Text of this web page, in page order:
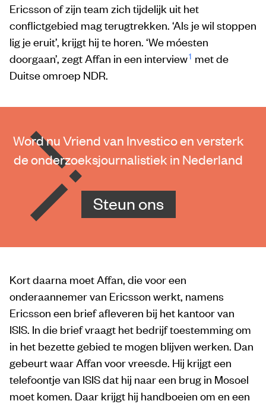
Ericsson of zijn team zich tijdelijk uit het
conflictgebied mag terugtrekken. ‘Als je wil stoppen
lig je eruit’, krijgt hij te horen. ‘We móesten
doorgaan’, zegt Affan in een interview1 met de
Duitse omroep NDR.
Word nu Vriend van Investico en versterk
de onderzoeksjournalistiek in Nederland
Steun ons
Kort daarna moet Affan, die voor een
onderaannemer van Ericsson werkt, namens
Ericsson een brief afleveren bij het kantoor van
ISIS. In die brief vraagt het bedrijf toestemming om
in het bezette gebied te mogen blijven werken. Dan
gebeurt waar Affan voor vreesde. Hij krijgt een
telefoontje van ISIS dat hij naar een brug in Mosoel
moet komen. Daar krijgt hij handboeien om en een